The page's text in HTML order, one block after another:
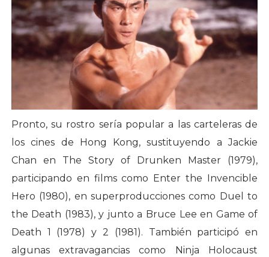
Pronto, su rostro sería popular a las carteleras de
los cines de Hong Kong, sustituyendo a Jackie
Chan en The Story of Drunken Master (1979),
participando en films como Enter the Invencible
Hero (1980), en superproducciones como Duel to
the Death (1983), y junto a Bruce Lee en Game of
Death 1 (1978) y 2 (1981). También participó en
algunas extravagancias como Ninja Holocaust